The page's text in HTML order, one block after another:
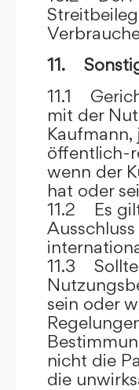
11.
11.1
mit der
öffentlich-
wenn der
hat oder
11.2 Es
11.3
sein oder
nicht die
die